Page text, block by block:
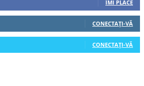
ÎMI PLACE
CONECTAȚI-VĂ
CONECTAȚI-VĂ